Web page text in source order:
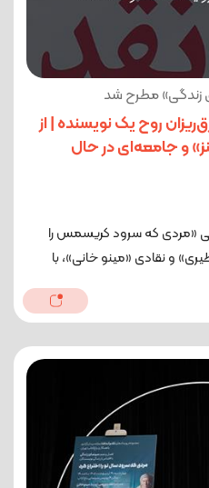
زندگی» مطرح شد
روح یک نویسنده | از
و جامعه‌ای در حال
«مردی که سرود کریسمس را
و نقادی «مینو خانی»، با